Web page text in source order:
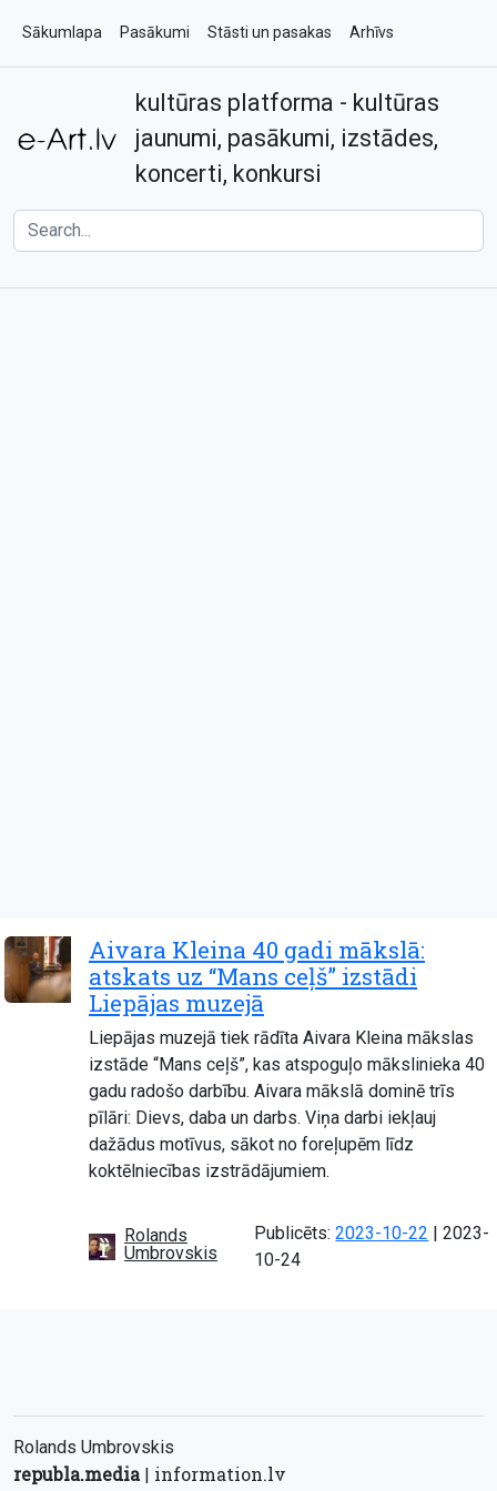
Sākumlapa Pasākumi Stāsti un pasakas Arhīvs
Kontakti
kultūras platforma - kultūras
jaunumi, pasākumi, izstādes,
koncerti, konkursi
Aivara Kleina 40 gadi mākslā:
atskats uz “Mans ceļš” izstādi
Liepājas muzejā
Liepājas muzejā tiek rādīta Aivara Kleina mākslas
izstāde “Mans ceļš”, kas atspoguļo mākslinieka 40
gadu radošo darbību. Aivara mākslā dominē trīs
pīlāri: Dievs, daba un darbs. Viņa darbi iekļauj
dažādus motīvus, sākot no foreļupēm līdz
koktēlniecības izstrādājumiem.
Rolands
Umbrovskis
Publicēts:2023-10-22 |2023-
10-24
Rolands Umbrovskis
republa.media| information.lv